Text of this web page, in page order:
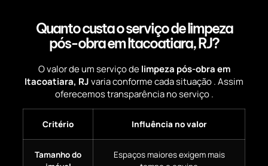
Quanto custa o serviço de limpeza
pós-obra em Itacoatiara, RJ?
O valor de um serviço delimpeza pós-obra em
Itacoatiara, RJvaria conforme cada situação . Assim
oferecemos transparência no serviço .
Critério Influência no valor
Tamanho do
Espaços maiores exigem mais